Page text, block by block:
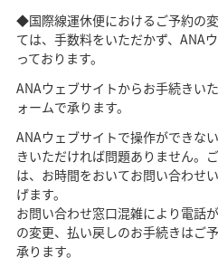
◆国際線運休便におけるご予約の
ては、手数料をいただかず、ANA
っております。
ANAウェブサイトからお手続きい
ォームで承ります。
ANAウェブサイトで操作ができな
きいただければ問題ありません。
は、お時間をおいてお問い合わせ
げます。
お問い合わせ窓口混雑により電話
の変更、払い戻しのお手続きはご
承ります。